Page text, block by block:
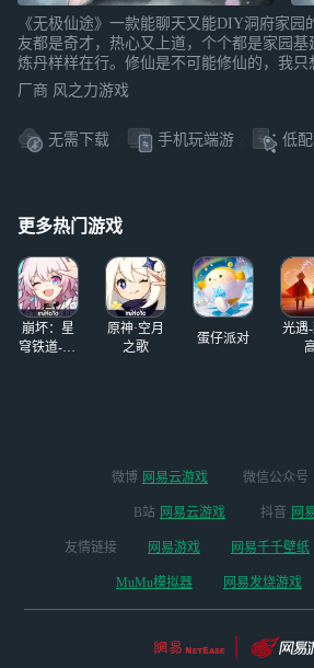
《无极仙途》一款能聊天又能DIY洞府家园
友都是奇才，热心又上道，个个都是家园基
炼丹样样在行。修仙是不可能修仙的，我
鱼的生活！
漫漫仙途，逍遥自在；
你曾经，掌五行之术，自创招式，仙魔战场
曾经，“成仙还是入魔”只是你的抉择；
而今，你即是我，而我终成为了你。
诚邀道友，共赴无极仙途。
厂商 风之力游戏
无需下载 手机玩端游 低
更多热门游戏
崩坏：星
穹铁道-4.4
原神·空月
之歌
蛋仔派对
光遇
微博 网易云游戏 微信公众号
B站 网易云游戏 抖音 网
友情链接 网易游戏 网易千千壁纸
MuMu模拟器 网易发烧游戏